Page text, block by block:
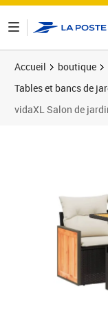
Accueil boutique
Tables et bancs de
vidaXL Salon de